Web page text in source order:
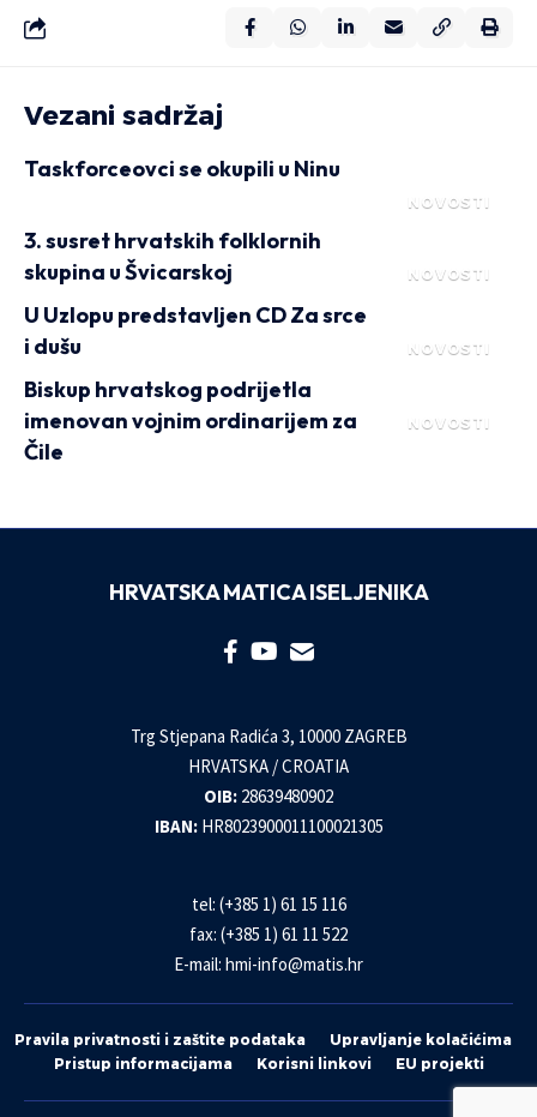
Vezani sadržaj
NOVOSTI
Taskforceovci se okupili u Ninu
NOVOSTI
3. susret hrvatskih folklornih
skupina u Švicarskoj
NOVOSTI
U Uzlopu predstavljen CD Za srce
i dušu
NOVOSTI
Biskup hrvatskog podrijetla
imenovan vojnim ordinarijem za
Čile
HRVATSKA MATICA ISELJENIKA
Trg Stjepana Radića 3, 10000 ZAGREB
HRVATSKA / CROATIA
OIB: 28639480902
IBAN: HR8023900011100021305
tel: (+385 1) 61 15 116
fax: (+385 1) 61 11 522
E-mail: hmi-info@matis.hr
Pravila privatnosti i zaštite podataka
Upravljanje kolačićima
Pristup informacijama
Korisni linkovi EU projekti